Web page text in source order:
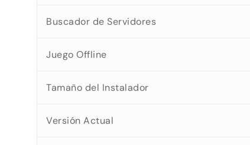
Buscador de Servidores
Juego Offline
Tamaño del Instalador
Versión Actual